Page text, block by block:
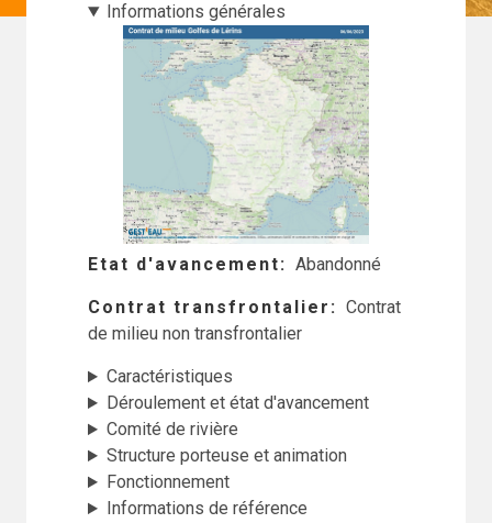
Informations générales
Etat d'avancement Abandonné
Contrat transfrontalier
Contrat
de milieu non transfrontalier
Caractéristiques
Déroulement et état d'avancement
Comité de rivière
Structure porteuse et animation
Fonctionnement
Informations de référence